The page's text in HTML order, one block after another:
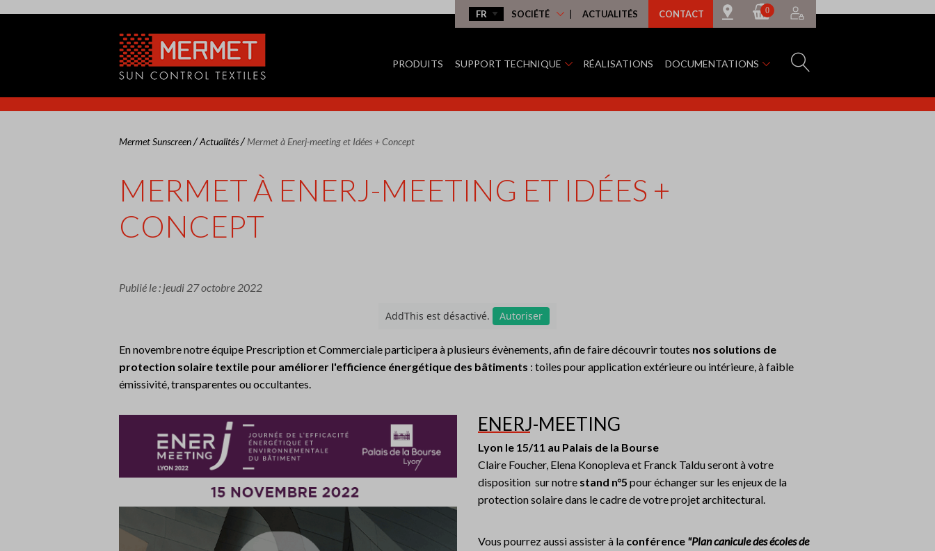
SOCIÉTÉ ACTUALITÉS CONTACT 0
PRODUITS SUPPORT TECHNIQUE RÉALISATIONS DOCUMENTATIONS
Mermet Sunscreen/Actualités/Mermet à Enerj-meeting et Idées + Concept
MERMET À ENERJ-MEETING ET IDÉES +
CONCEPT
Publié le : jeudi 27 octobre 2022
AddThis est désactivé. Autoriser
En novembre notre équipe Prescription et Commerciale participera à plusieurs évènements, afin de faire découvrir toutes nos solutions de
protection solaire textile pour améliorer l'efficience énergétique des bâtiments : toiles pour application extérieure ou intérieure, à faible
émissivité, transparentes ou occultantes.
ENERJ-MEETING
Lyon le 15/11 au Palais de la Bourse
Claire Foucher, Elena Konopleva et Franck Taldu seront à votre
disposition sur notre stand n°5 pour échanger sur les enjeux de la
protection solaire dans le cadre de votre projet architectural.
Vous pourrez aussi assister à la conférence "Plan canicule des écoles de